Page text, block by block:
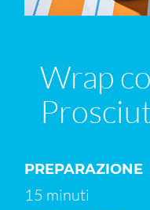
Wrap
PREPARAZIONE
15 minuti